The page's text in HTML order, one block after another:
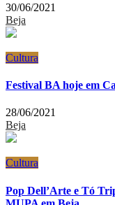
30/06/2021
Beja
Cultura
Festival BA hoje em
28/06/2021
Beja
Cultura
Pop Dell’Arte e Tó